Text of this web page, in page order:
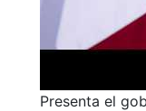
Presenta el